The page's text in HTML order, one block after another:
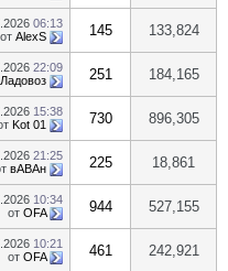
06:13
от AlexS 145 133,824
22:09
Ладовоз 251 184,165
15:38
Kot 01 730 896,305
21:25
вАВАн 225 18,861
10:34
от OFA 944 527,155
10:21
от OFA 461 242,921